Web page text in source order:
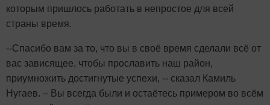
которым пришлось работать в непростое для всей
страны время.
--Спасибо вам за то, что вы в своё время сделали всё от
вас зависящее, чтобы прославить наш район,
приумножить достигнутые успехи, -- сказал Камиль
Нугаев. – Вы всегда были и остаётесь примером во всём